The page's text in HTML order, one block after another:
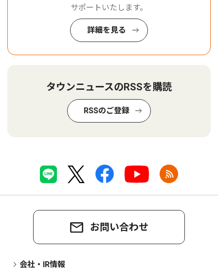
サポートいたします。
詳細を見る
タウンニュースのRSSを購読
RSSのご登録
お問い合わせ
会社・IR情報